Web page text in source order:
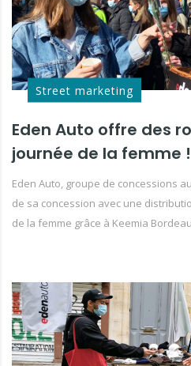
Street marketing
Eden Auto offre des
journée de la femme !
Eden Auto, groupe de concessions
de sa concession avec une
de la femme grâce à Keemia